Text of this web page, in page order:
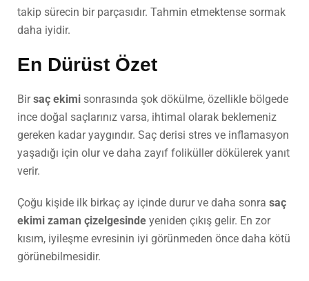
takip sürecin bir parçasıdır. Tahmin etmektense sormak
daha iyidir.
En Dürüst Özet
Birsaç ekimi sonrasında şok dökülme, özellikle bölgede
ince doğal saçlarınız varsa, ihtimal olarak beklemeniz
gereken kadar yaygındır. Saç derisi stres ve inflamasyon
yaşadığı için olur ve daha zayıf foliküller dökülerek yanıt
verir.
Çoğu kişide ilk birkaç ay içinde durur ve daha sonra saç
ekimi zaman çizelgesinde yeniden çıkış gelir. En zor
kısım, iyileşme evresinin iyi görünmeden önce daha kötü
görünebilmesidir.